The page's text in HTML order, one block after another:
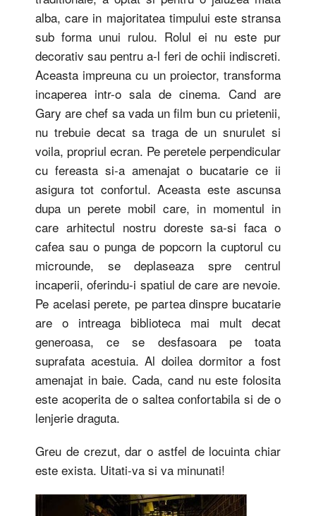
alba, care in majoritatea timpului este stransa
sub forma unui rulou. Rolul ei nu este pur
decorativ sau pentru a-l feri de ochii indiscreti.
Aceasta impreuna cu un proiector, transforma
incaperea intr-o sala de cinema. Cand are
Gary are chef sa vada un film bun cu prietenii,
nu trebuie decat sa traga de un snurulet si
voila, propriul ecran. Pe peretele perpendicular
cu fereasta si-a amenajat o bucatarie ce ii
asigura tot confortul. Aceasta este ascunsa
dupa un perete mobil care, in momentul in
care arhitectul nostru doreste sa-si faca o
cafea sau o punga de popcorn la cuptorul cu
microunde, se deplaseaza spre centrul
incaperii, oferindu-i spatiul de care are nevoie.
Pe acelasi perete, pe partea dinspre bucatarie
are o intreaga biblioteca mai mult decat
generoasa, ce se desfasoara pe toata
suprafata acestuia. Al doilea dormitor a fost
amenajat in baie. Cada, cand nu este folosita
este acoperita de o saltea confortabila si de o
lenjerie draguta.
Greu de crezut, dar o astfel de locuinta chiar
este exista. Uitati-va si va minunati!